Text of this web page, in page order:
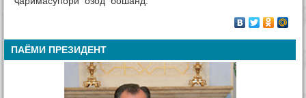
ПАЁМИ ПРЕЗИДЕНТ